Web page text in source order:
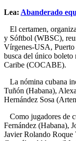
Lea: Abanderado
El certamen,
y Sóftbol (WBSC),
Vírgenes-USA,
busca del único
Caribe (COCABE).
La nómina cubana
Tuñón (Habana),
Hernández Sosa
Como jugadores de
Fernández (Habana),
Javier Rolando